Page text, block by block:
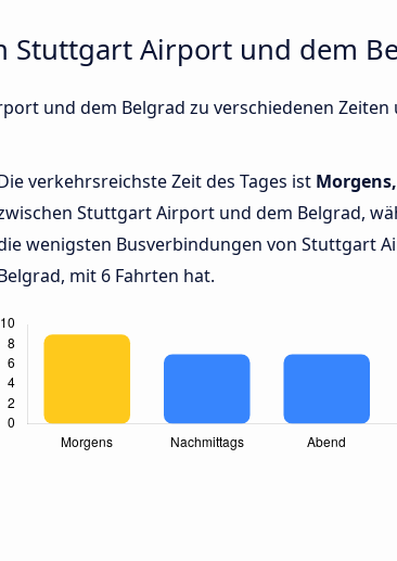
Stuttgart Airport und dem
und dem Belgrad zu verschiedenen Zeiten
verkehrsreichste Zeit des Tages ist Morgens,
Stuttgart Airport und dem Belgrad,
wenigsten Busverbindungen von Stuttgart
mit 6 Fahrten hat.